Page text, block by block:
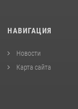
НАВИГАЦИЯ
Новости
Карта сайта